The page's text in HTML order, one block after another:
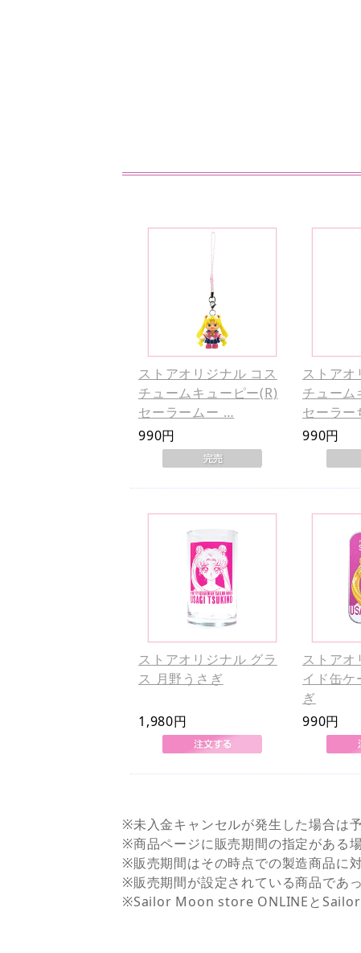
ストアオリジナル コス
チュームキューピー(R)
セーラームー …
990円
ストアオ
チューム
セーラ
990円
ストアオリジナル グラ
ス 月野うさぎ
1,980円
ストアオ
イド缶ケ
ぎ
990円
※未入金キャンセルが発生した場合は
※商品ページに販売期間の指定がある
※販売期間はその時点での製造商品に
※販売期間が設定されている商品であ
※Sailor Moon store ONLINEとSailor